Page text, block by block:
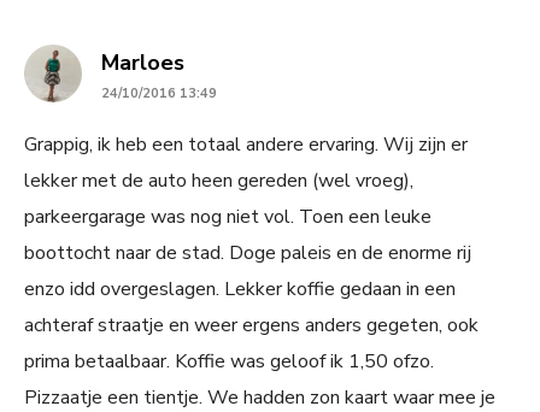
Marloessays:
24/10/2016 13:49
Grappig, ik heb een totaal andere ervaring. Wij zijn er
lekker met de auto heen gereden (wel vroeg),
parkeergarage was nog niet vol. Toen een leuke
boottocht naar de stad. Doge paleis en de enorme rij
enzo idd overgeslagen. Lekker koffie gedaan in een
achteraf straatje en weer ergens anders gegeten, ook
prima betaalbaar. Koffie was geloof ik 1,50 ofzo.
Pizzaatje een tientje. We hadden zon kaart waar mee je